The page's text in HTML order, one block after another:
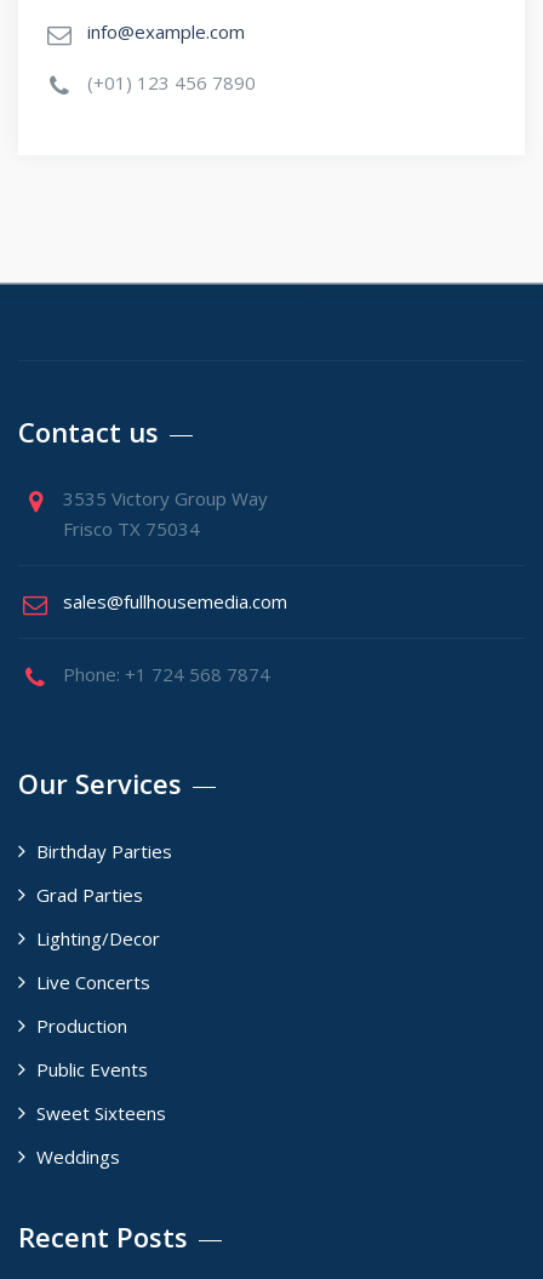
info@example.com
(+01) 123 456 7890
Contact us
3535 Victory Group Way
Frisco TX 75034
sales@fullhousemedia.com
Phone: +1 724 568 7874
Our Services
Birthday Parties
Grad Parties
Lighting/Decor
Live Concerts
Production
Public Events
Sweet Sixteens
Weddings
Recent Posts